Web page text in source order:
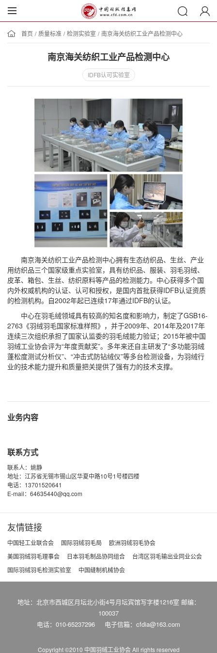
首页 / 质量标准 / 检测实验室 / 南京海关纺织工业产品检测中心
南京海关纺织工业产品检测中心
IDFB认可实验室
南京海关纺织工业产品检测中心拥有生态纺织品、生丝、产业
用纺织品三个国家级重点实验室，具有纺织品、服装、羽毛羽绒、
皮革、箱包、生丝、纺织原料等产品的检测能力。中心获得多个国
内外权威机构的认证、认可和授权，是国内首批获得IDFB认证资质
的检测机构。自2002年起已连续17年通过IDFB的认证。
中心在羽毛绒领域具有较高的知名度和影响力，制定了GSB16-
2763《羽绒羽毛国家标准样照》，并于2009年、2014年及2017年
连续三次组织承担了国家认监委的羽毛绒能力验证；2015年被中国
羽绒工业协会评为“年度贡献奖”。多年来还自主研发了“多功能羽绒
蓬松度测试分析仪”、“冲击式防钻绒仪”等多台检测设备，为羽绒行
业的技术能力提升和质量把关提供了强有力的技术支撑。
业务内容
联系方式
联系人：姚静
地址：江苏省无锡市锡山区华夏中路10号1号楼四楼
电话：13701520641
E-mail：64635440@qq.com
友情链接
中国轻工业联合会 国际羽绒羽毛局
欧洲羽绒羽毛协会
美国羽绒羽毛理事会
日本羽毛制品协同组合
台湾区羽毛输出业同业公会
国际羽绒羽毛检测实验室
中国缝制机械协会
地址：北京市西城区月坛北小街4号月坛宾馆写字楼1216室 邮编：
100037
电话：010-65237296
电子信箱：cfdia@163.com
Copyright ©2010 中国羽绒工业协会All rights reserved